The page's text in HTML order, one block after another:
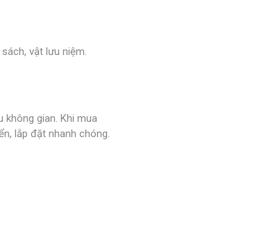
vật lưu niệm.
không gian. Khi mua
lắp đặt nhanh chóng.